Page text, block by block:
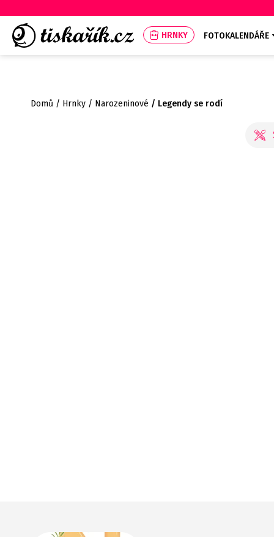
HRNKY FOTOKALENDÁŘE
Domů Hrnky Narozeninové Legendy se rodí